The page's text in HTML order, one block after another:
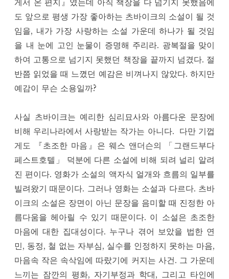
게서 온 편지』였는데 아직 책장을 다 넘기지 못했음에
도 앞으로 평생 가장 좋아하는 츠바이크의 소설이 될 것
임을, 내가 가장 사랑하는 소설 가운데 하나가 될 것임
을 내 눈에 고인 눈물이 증명해 주리라. 광복절을 맞이
하여 고통으로 넘기지 못했던 책장을 끝까지 넘겼다. 절
반쯤 읽었을 때 느꼈던 예감은 비껴나지 않았다. 하지만
예감이 무슨 소용일까?
사실 츠바이크는 예리한 심리묘사와 아름다운 문장에
비해 우리나라에서 사랑받는 작가는 아니다. 다만 기껍
게도 『초조한 마음』은 웨스 앤더슨의 「그랜드부다
페스트호텔」 덕분에 다른 소설에 비해 되려 널리 알려
진 편이다. 영화가 소설의 액자식 얼개와 흐름의 일부를
빌려왔기 때문이다. 그러나 영화는 소설과 다르다. 츠바
이크의 소설은 장면이 아닌 문장을 음미할 때 진정한 아
름다움을 헤아릴 수 있기 때문이다. 이 소설은 초조한
마음에 대한 집대성이다. 누구나 겪어 보았을 법한 연
민, 동정, 철 없는 자부심, 실수를 인정하지 못하는 마음,
마음속 작은 속삭임에 따랐기에 커지는 사건. 그 가운데
느끼는 잠깐의 평화, 자기부정과 학대, 그리고 타인에